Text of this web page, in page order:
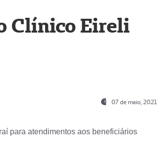
Clínico Eireli
07 de maio, 2021
para atendimentos aos beneficiários